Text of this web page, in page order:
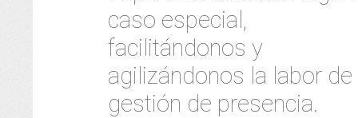
caso especial,
facilitándonos y
agilizándonos la labor de
gestión de presencia.